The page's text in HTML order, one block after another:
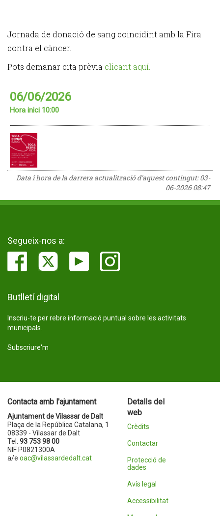
Jornada de donació de sang coincidint amb la Fira
contra el càncer.
Pots demanar cita prèvia clicant aquí.
06/06/2026
Hora inici 10:00
Data i hora de la darrera actualització d'aquest contingut:03-
06-2026 08:47
Segueix-nos a:
Butlletí digital
Inscriu-te per rebre informació puntual sobre les activitats
municipals.
Subscriure'm
Contacta amb l'ajuntament
Ajuntament de Vilassar de Dalt
Plaça de la República Catalana, 1
08339 - Vilassar de Dalt
Tel. 93 753 98 00
NIF P0821300A
a/e oac@vilassardedalt.cat
Detalls del
web
Crèdits
Contactar
Protecció de
dades
Avís legal
Accessibilitat